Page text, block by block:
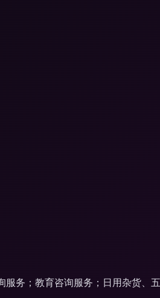
务；教育咨询服务；日用杂货、